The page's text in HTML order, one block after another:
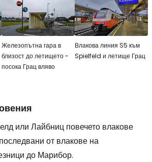
Железопътна гара в
близост до летището -
посока Грац вляво
Влакова линия S5 към
Spielfeld и летище Грац
или Лайбниц повечето влакове
от влакове на
до Марибор.